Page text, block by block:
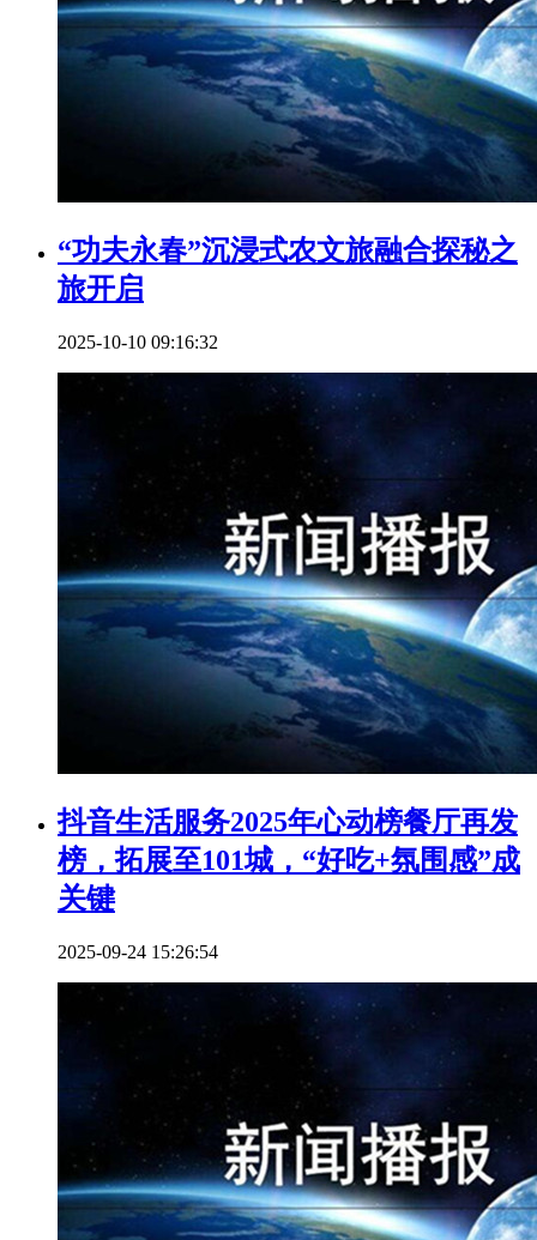
“功夫永春”沉浸式农文旅融合探秘之
旅开启
2025-10-10 09:16:32
抖音生活服务2025年心动榜餐厅再发
榜，拓展至101城，“好吃+氛围感”成
关键
2025-09-24 15:26:54